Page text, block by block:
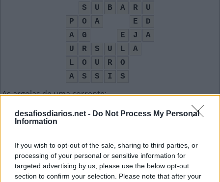
desafiosdiarios.net - Do Not Process My Personal
Information
If you wish to opt-out of the sale, sharing to third parties, or
processing of your personal or sensitive information for
targeted advertising by us, please use the below opt-out
section to confirm your selection. Please note that after your
S
U B A R
U
P
O A E
D
A
G E J
A
U
R S U L
A
L
O U R
O
A
S S I S
As argolas de uma corrente:
E
L O
S
A
G
Pessoa companheira, com relação de afeto: